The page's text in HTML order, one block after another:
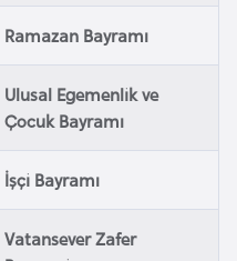
Ramazan Bayramı
Ulusal Egemenlik ve
Çocuk Bayramı
İşçi Bayramı
Vatansever Zafer